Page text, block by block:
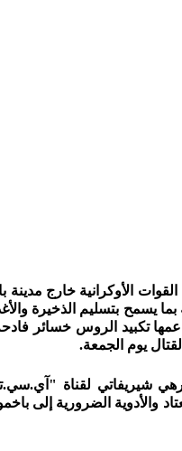
القوات الأوكرانية خارج
يسمح بتسليم الذخيرة
شيريفاتي لقناة
والأدوية الضرورية إلى